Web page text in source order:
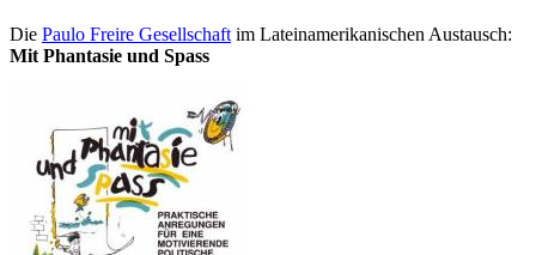
Die Paulo Freire Gesellschaft im Lateinamerikanischen Austausch:
Mit Phantasie und Spass